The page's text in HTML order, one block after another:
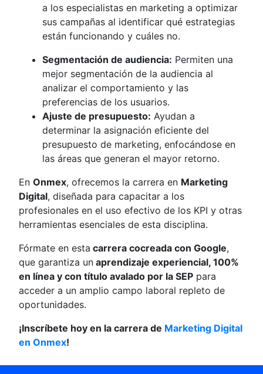
a los especialistas en marketing a optimizar
sus campañas al identificar qué estrategias
están funcionando y cuáles no.
Segmentación de audiencia: Permiten una
mejor segmentación de la audiencia al
analizar el comportamiento y las
preferencias de los usuarios.
Ajuste de presupuesto: Ayudan a
determinar la asignación eficiente del
presupuesto de marketing, enfocándose en
las áreas que generan el mayor retorno.
EnOnmex, ofrecemos la carrera en Marketing
Digital, diseñada para capacitar a los
profesionales en el uso efectivo de los KPI y otras
herramientas esenciales de esta disciplina.
Fórmate en esta carrera cocreada con Google,
que garantiza un aprendizaje experiencial, 100%
en línea y con título avalado por la SEP para
acceder a un amplio campo laboral repleto de
oportunidades.
¡Inscríbete hoy en la carrera de Marketing Digital
en Onmex!